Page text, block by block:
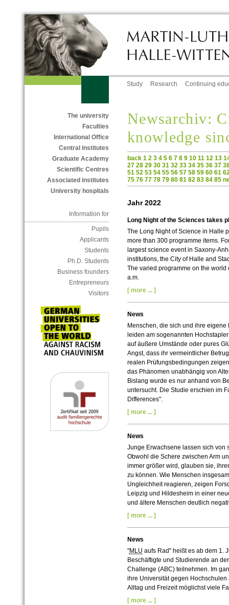
Study Research Continuing
The university
Faculties
International Office
Central institutes
Graduate Academy
Scientific Centres
Associated institutes
University hospitals
Information for
Pupils
Applicants
Students
Ph.D. Students
Business founders
Entrepreneurs
Visitors
Newsarchiv:
knowledge
back 1 2 3 4 5 6 7 8 9 10 11 12 13
27 28 29 30 31 32 33 34 35 36 37
51 52 53 54 55 56 57 58 59 60 61
75 76 77 78 79 80 81 82 83 84 85
Jahr 2022
Long Night of the Sciences takes
The Long Night of Science in Halle
more than 300 programme items.
largest science event in Saxony-
institutions, the City of Halle and
The varied programme on the world
a.m.
[ more ... ]
News
Menschen, die sich und ihre
leiden am sogenannten
auf äußere Umstände oder pures
Angst, dass ihr vermeintlicher
realen Prüfungsbedingungen
das Phänomen unabhängig von
Bislang wurde es nur anhand von
untersucht. Die Studie erschien im
Differences".
[ more ... ]
News
Junge Erwachsene lassen sich von
Obwohl die Schere zwischen Arm
immer größer wird, glauben sie,
zu können. Wie Menschen
Ungleichheit reagieren, zeigen
Leipzig und Hildesheim in einer
und ältere Menschen deutlich
[ more ... ]
News
"MLU aufs Rad" heißt es ab dem 1.
Beschäftigte und Studierende an
Challenge (ABC) teilnehmen. Im
ihre Universität gegen
Alltag und Freizeit möglichst viele
[ more ... ]